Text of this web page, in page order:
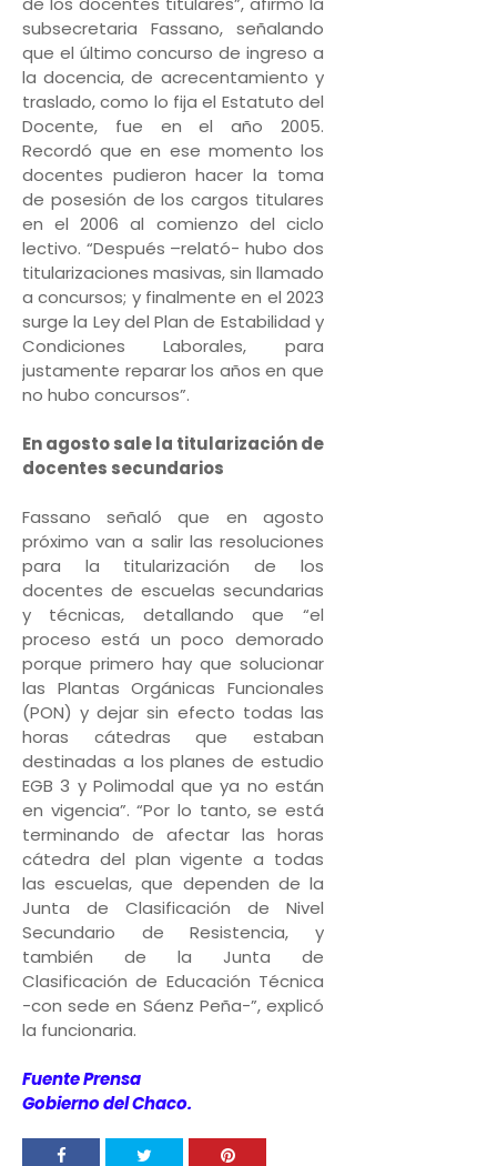
subsecretaria Fassano, señalando
que el último concurso de ingreso a
la docencia, de acrecentamiento y
traslado, como lo fija el Estatuto del
Docente, fue en el año 2005.
Recordó que en ese momento los
docentes pudieron hacer la toma
de posesión de los cargos titulares
en el 2006 al comienzo del ciclo
lectivo. “Después –relató- hubo dos
titularizaciones masivas, sin llamado
a concursos; y finalmente en el 2023
surge la Ley del Plan de Estabilidad y
Condiciones Laborales, para
justamente reparar los años en que
no hubo concursos”.
En agosto sale la titularización de
docentes secundarios
Fassano señaló que en agosto
próximo van a salir las resoluciones
para la titularización de los
docentes de escuelas secundarias
y técnicas, detallando que “el
proceso está un poco demorado
porque primero hay que solucionar
las Plantas Orgánicas Funcionales
(PON) y dejar sin efecto todas las
horas cátedras que estaban
destinadas a los planes de estudio
EGB 3 y Polimodal que ya no están
en vigencia”. “Por lo tanto, se está
terminando de afectar las horas
cátedra del plan vigente a todas
las escuelas, que dependen de la
Junta de Clasificación de Nivel
Secundario de Resistencia, y
también de la Junta de
Clasificación de Educación Técnica
-con sede en Sáenz Peña-”, explicó
la funcionaria.
Fuente Prensa
Gobierno del Chaco.